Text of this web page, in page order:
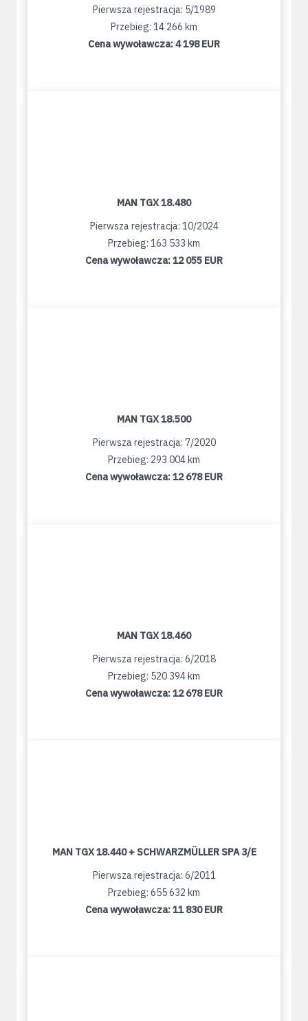
Pierwsza rejestracja: 5/1989
Przebieg: 14 266 km
Cena wywoławcza:4 198 EUR
MAN TGX 18.480
Pierwsza rejestracja: 10/2024
Przebieg: 163 533 km
Cena wywoławcza:12 055 EUR
MAN TGX 18.500
Pierwsza rejestracja: 7/2020
Przebieg: 293 004 km
Cena wywoławcza:12 678 EUR
MAN TGX 18.460
Pierwsza rejestracja: 6/2018
Przebieg: 520 394 km
Cena wywoławcza:12 678 EUR
MAN TGX 18.440 + SCHWARZMÜLLER SPA 3/E
Pierwsza rejestracja: 6/2011
Przebieg: 655 632 km
Cena wywoławcza:11 830 EUR